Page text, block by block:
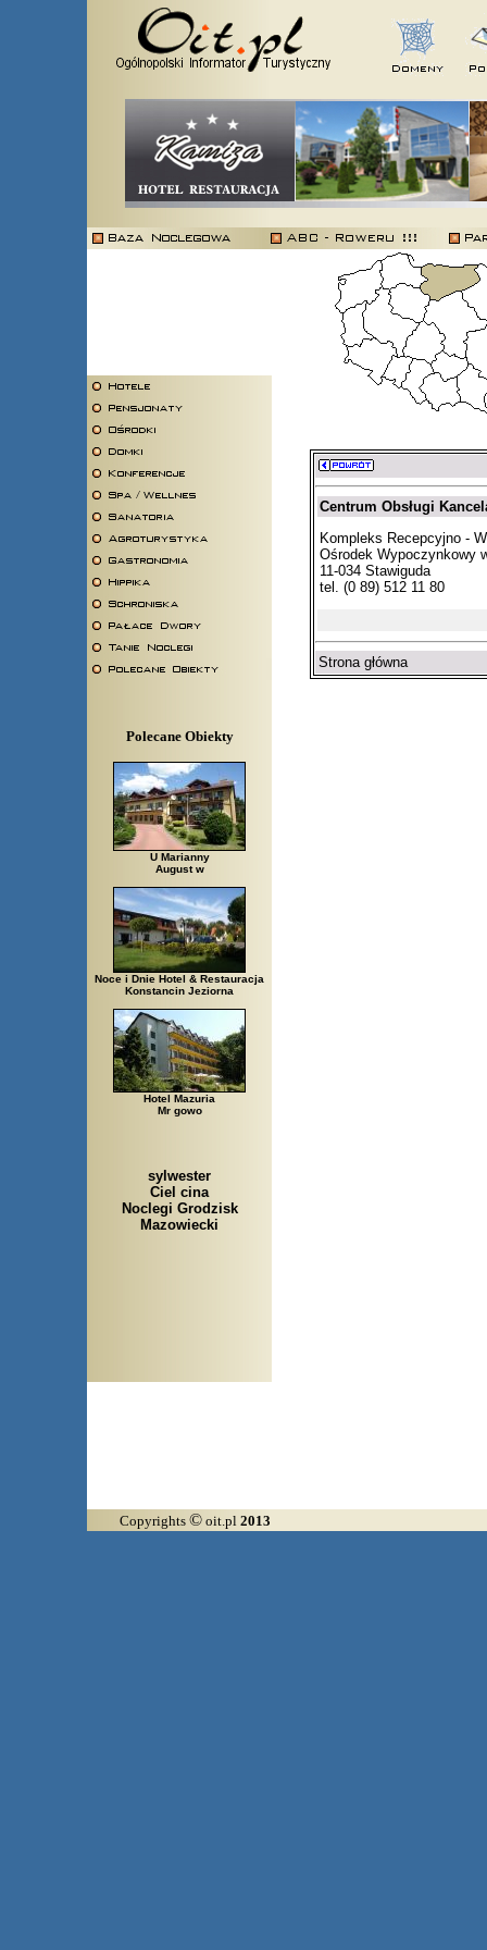
Polecane Obiekty
U Marianny
August w
Noce i Dnie Hotel & Restauracja
Konstancin Jeziorna
Hotel Mazuria
Mr gowo
sylwester
Ciel cina
Noclegi Grodzisk
Mazowiecki
Centrum Obsługi
Kompleks Recepcyjno -
Ośrodek Wypoczynkowy
11-034 Stawiguda
tel. (0 89) 512 11 80
Strona główna
Copyrights © oit.pl 2013